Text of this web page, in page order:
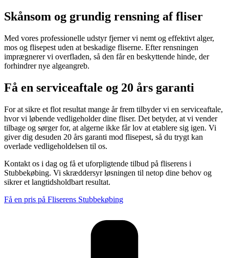
Skånsom og grundig rensning af fliser
Med vores professionelle udstyr fjerner vi nemt og effektivt alger,
mos og flisepest uden at beskadige fliserne. Efter rensningen
imprægnerer vi overfladen, så den får en beskyttende hinde, der
forhindrer nye algeangreb.
Få en serviceaftale og 20 års garanti
For at sikre et flot resultat mange år frem tilbyder vi en serviceaftale,
hvor vi løbende vedligeholder dine fliser. Det betyder, at vi vender
tilbage og sørger for, at algerne ikke får lov at etablere sig igen. Vi
giver dig desuden 20 års garanti mod flisepest, så du trygt kan
overlade vedligeholdelsen til os.
Kontakt os i dag og få et uforpligtende tilbud på fliserens i
Stubbekøbing. Vi skræddersyr løsningen til netop dine behov og
sikrer et langtidsholdbart resultat.
Få en pris på Fliserens Stubbekøbing